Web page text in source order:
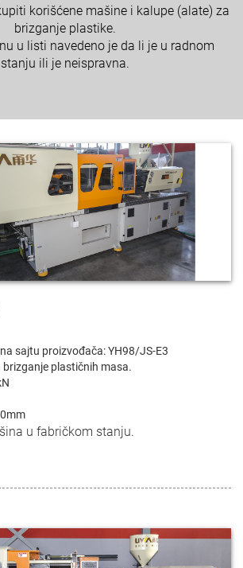
korišćene mašine i kalupe (alate) za
brizganje plastike.
u listi navedeno je da li je u radnom
stanju ili je neispravna.
sajtu proizvođača:YH98/JS-E3
plastičnih masa.
u fabričkom stanju.